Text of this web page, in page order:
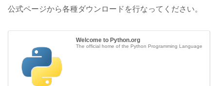
公式ページから各種ダウンロードを行なってください。
Welcome to Python.org
The official home of the Python Programming Language